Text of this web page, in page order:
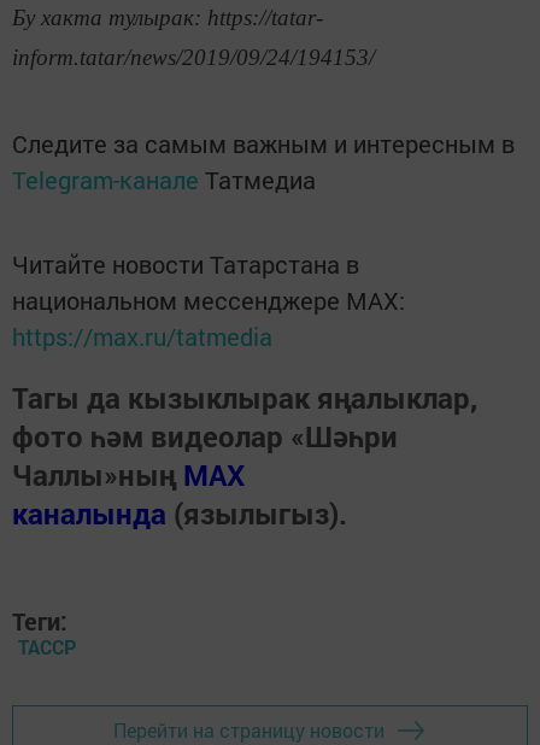
Бу хакта тулырак: https://tatar-
inform.tatar/news/2019/09/24/194153/
Следите за самым важным и интересным в
Telegram-канале Татмедиа
Читайте новости Татарстана в
национальном мессенджере MАХ:
https://max.ru/tatmedia
Тагы да кызыклырак яңалыклар,
фото һәм видеолар «Шәһри
Чаллы»ның MAX
каналында (язылыгыз).
Теги:
ТАССР
Перейти на страницу новости